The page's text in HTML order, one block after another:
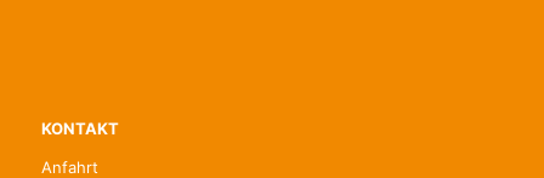
KONTAKT
Anfahrt